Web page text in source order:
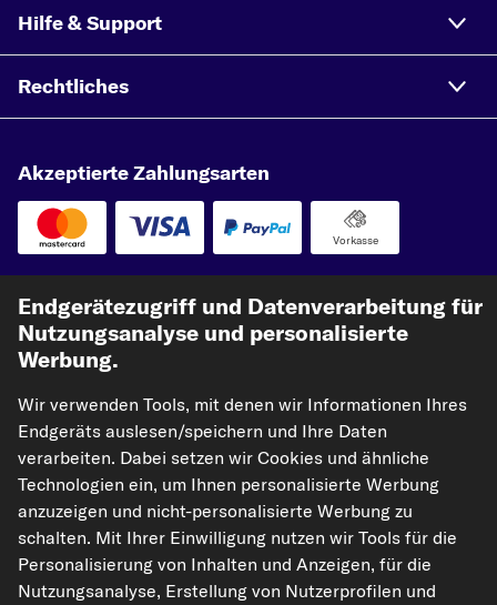
Hilfe & Support
Rechtliches
Akzeptierte Zahlungsarten
Vorkasse
kfzteile24.de carpardoo.nl
carpardoo.fr
carpardoo.dk
Endgerätezugriff und Datenverarbeitung für
Nutzungsanalyse und personalisierte
Werbung.
Wir verwenden Tools, mit denen wir Informationen Ihres
Endgeräts auslesen/speichern und Ihre Daten
verarbeiten. Dabei setzen wir Cookies und ähnliche
Technologien ein, um Ihnen personalisierte Werbung
anzuzeigen und nicht-personalisierte Werbung zu
schalten. Mit Ihrer Einwilligung nutzen wir Tools für die
Personalisierung von Inhalten und Anzeigen, für die
Nutzungsanalyse, Erstellung von Nutzerprofilen und